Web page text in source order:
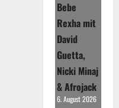
Bebe
Rexha mit
David
Guetta,
Nicki Minaj
& Afrojack
6. August 2026